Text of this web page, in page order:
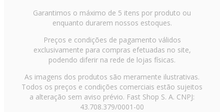
Garantimos o máximo de 5 itens por produto ou
enquanto durarem nossos estoques.
Preços e condições de pagamento válidos
exclusivamente para compras efetuadas no site,
podendo diferir na rede de lojas físicas.
As imagens dos produtos são meramente ilustrativas.
Todos os preços e condições comerciais estão sujeitos
a alteração sem aviso prévio. Fast Shop S. A. CNPJ:
43.708.379/0001-00